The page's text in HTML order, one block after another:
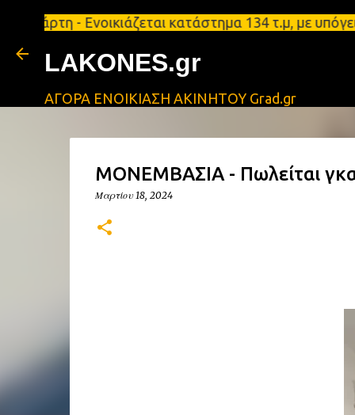
Ενοικιάζεται κατάστημα 134 τ.μ, με
LAKONES.gr
ΑΓΟΡΑ ΕΝΟΙΚΙΑΣΗ ΑΚΙΝΗΤΟΥ Grad.gr
ΜΟΝΕΜΒΑΣΙΑ - Πωλείται
Μαρτίου 18, 2024